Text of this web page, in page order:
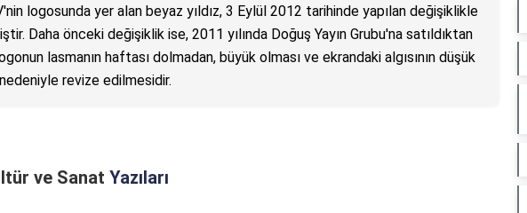
logosunda yer alan beyaz yıldız, 3 Eylül 2012 tarihinde yapılan değişiklikle
Daha önceki değişiklik ise, 2011 yılında Doğuş Yayın Grubu'na satıldıktan
lasmanın haftası dolmadan, büyük olması ve ekrandaki algısının düşük
revize edilmesidir.
ve Sanat Yazıları